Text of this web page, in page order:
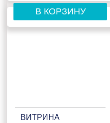
В КОРЗИНУ
ВИТРИНА